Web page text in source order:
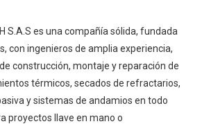
S.A.S es una compañía sólida, fundada
con ingenieros de amplia experiencia,
construcción, montaje y reparación de
térmicos, secados de refractarios,
y sistemas de andamios en todo
proyectos llave en mano o